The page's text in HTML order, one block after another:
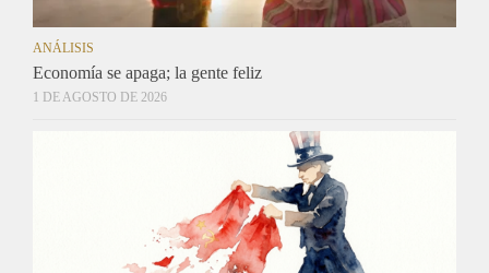
ANÁLISIS
Economía se apaga; la gente feliz
1 DE AGOSTO DE 2026